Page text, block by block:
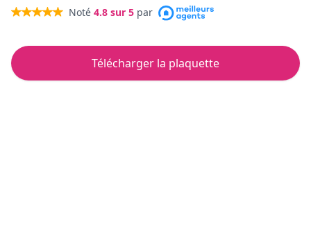
Noté 4.8 sur 5 par
Télécharger la plaquette